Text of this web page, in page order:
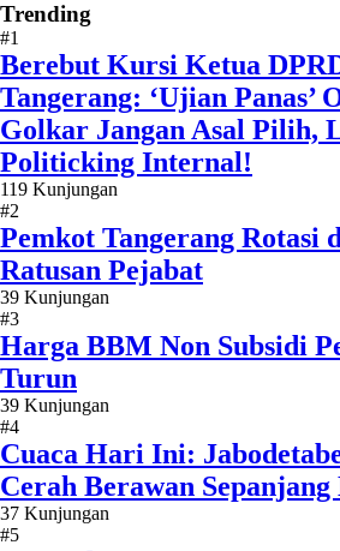
Trending
#1
Berebut Kursi Ketua
Tangerang: ‘Ujian Panas’
Golkar Jangan Asal Pilih,
Politicking Internal!
119 Kunjungan
#2
Pemkot Tangerang Rotasi
Ratusan Pejabat
39 Kunjungan
#3
Harga BBM Non Subsidi
Turun
39 Kunjungan
#4
Cuaca Hari Ini:
Cerah Berawan
37 Kunjungan
#5